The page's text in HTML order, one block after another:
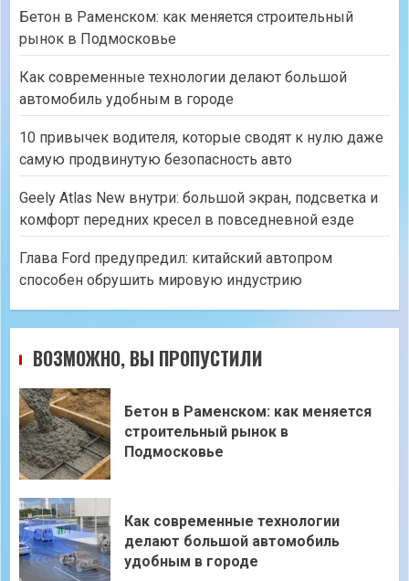
Бетон в Раменском: как меняется строительный
рынок в Подмосковье
Как современные технологии делают большой
автомобиль удобным в городе
10 привычек водителя, которые сводят к нулю даже
самую продвинутую безопасность авто
Geely Atlas New внутри: большой экран, подсветка и
комфорт передних кресел в повседневной езде
Глава Ford предупредил: китайский автопром
способен обрушить мировую индустрию
ВОЗМОЖНО, ВЫ ПРОПУСТИЛИ
Бетон в Раменском: как меняется
строительный рынок в
Подмосковье
Как современные технологии
делают большой автомобиль
удобным в городе